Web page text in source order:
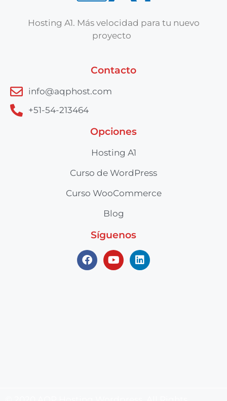
Hosting A1. Más velocidad para tu nuevo
proyecto
Contacto
info@aqphost.com
+51-54-213464
Opciones
Hosting A1
Curso de WordPress
Curso WooCommerce
Blog
Síguenos